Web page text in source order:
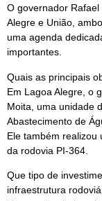
O governador
Alegre e União,
uma agenda
importantes.
Quais as principais
Em Lagoa Alegre, o
Moita, uma unidade
Abastecimento de
Ele também realizou
da rodovia PI-364.
Que tipo de
infraestrutura